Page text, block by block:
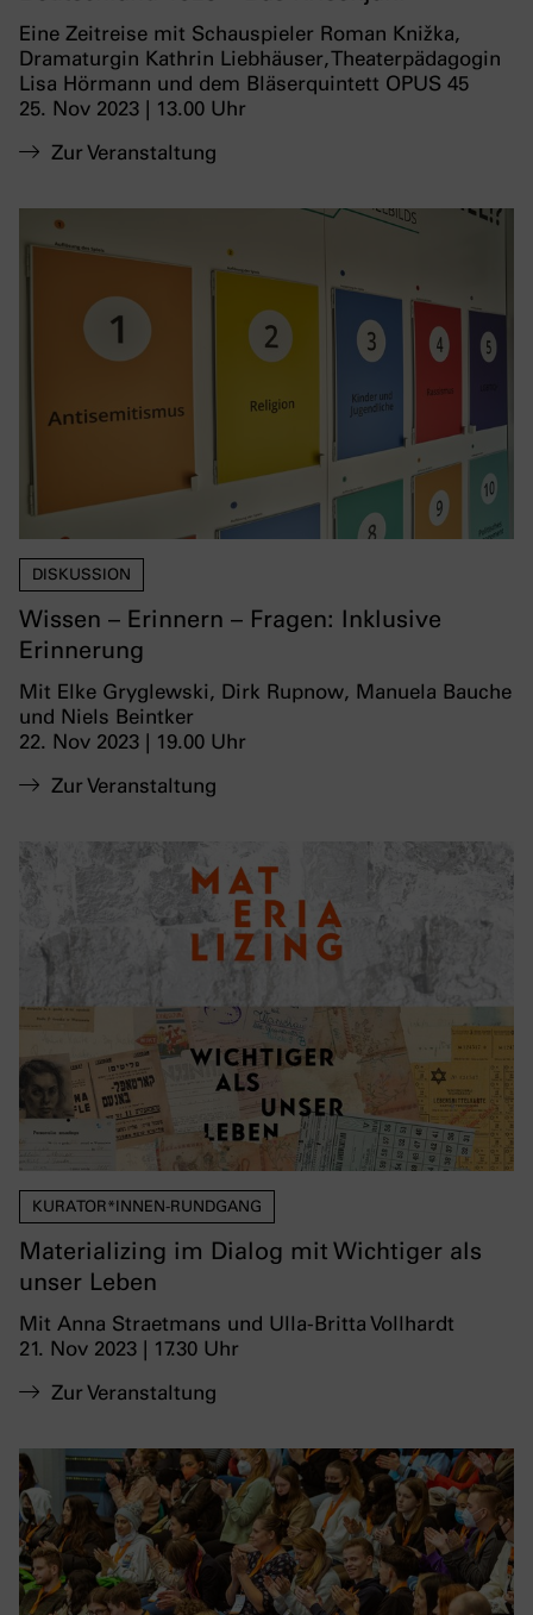
Eine Zeitreise mit Schauspieler Roman Knižka,
Dramaturgin Kathrin Liebhäuser, Theaterpädagogin
Lisa Hörmann und dem Bläserquintett OPUS 45
25. Nov 2023 | 13.00 Uhr
Zur Veranstaltung
DISKUSSION
Wissen – Erinnern – Fragen: Inklusive
Erinnerung
Mit Elke Gryglewski, Dirk Rupnow, Manuela Bauche
und Niels Beintker
22. Nov 2023 | 19.00 Uhr
Zur Veranstaltung
KURATOR*INNEN-RUNDGANG
Materializing im Dialog mit Wichtiger als
unser Leben
Mit Anna Straetmans und Ulla-Britta Vollhardt
21. Nov 2023 | 17.30 Uhr
Zur Veranstaltung